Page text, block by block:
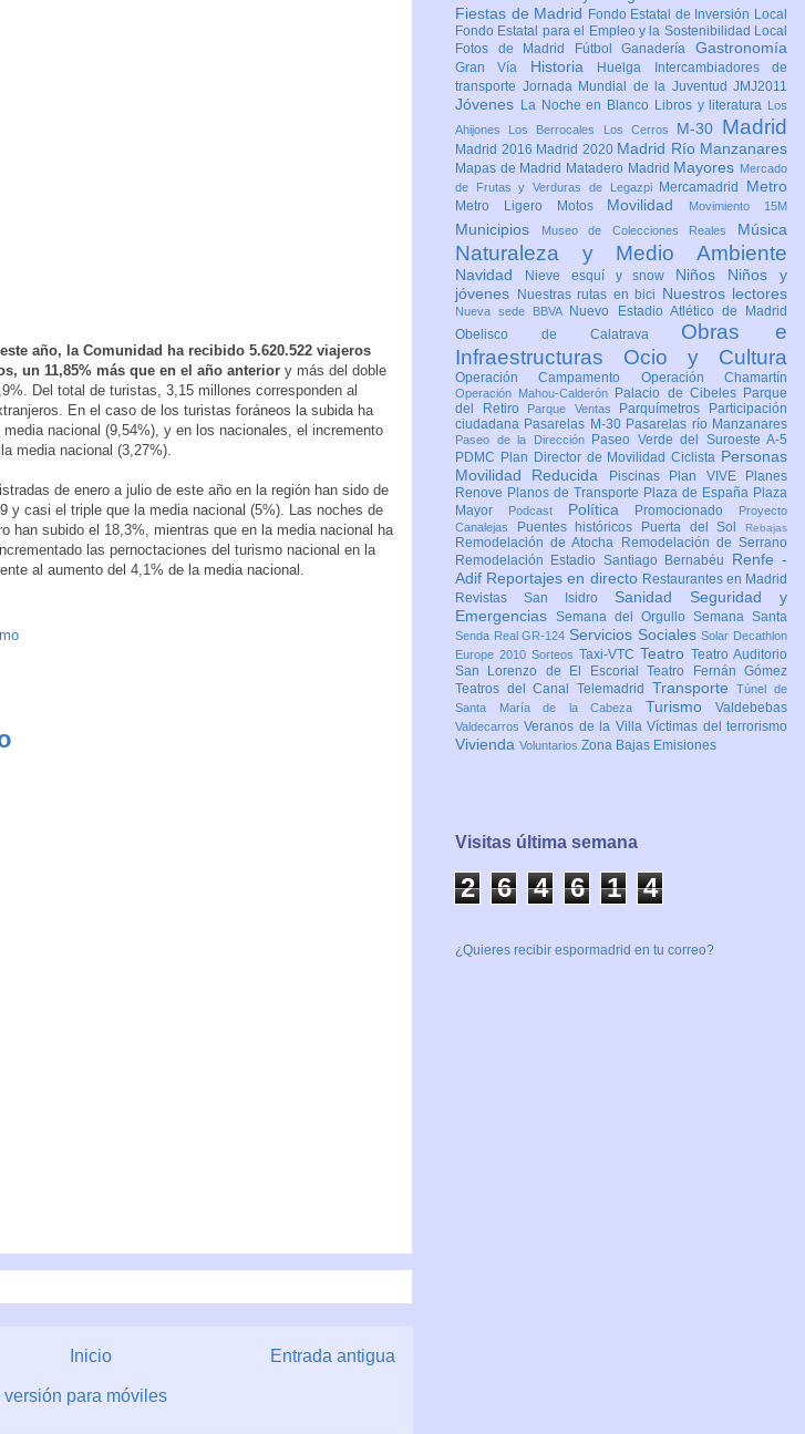
año, la Comunidad ha recibido 5.620.522 viajeros
un 11,85% más que en el año anterior y más del doble
Del total de turistas, 3,15 millones corresponden al
En el caso de los turistas foráneos la subida ha
nacional (9,54%), y en los nacionales, el incremento
media nacional (3,27%).
de enero a julio de este año en la región han sido de
y casi el triple que la media nacional (5%). Las noches de
han subido el 18,3%, mientras que en la media nacional ha
las pernoctaciones del turismo nacional en la
al aumento del 4,1% de la media nacional.
Entrada antigua
Inicio
versión para móviles
Fiestas de Madrid Fondo Estatal de Inversión Local
Fondo Estatal para el Empleo y la Sostenibilidad Local
Fotos de Madrid
FútbolGanaderíaGastronomía
Gran Vía Historia Huelga
Intercambiadores de
transporte Jornada Mundial de la Juventud JMJ2011
Jóvenes La Noche en Blanco Libros y literatura
Los
Ahijones
Los Berrocales Los Cerros M-30 Madrid
Madrid 2016 Madrid 2020 Madrid Río Manzanares
Mapas de Madrid Matadero Madrid Mayores Mercado
de Frutas y Verduras de Legazpi
Mercamadrid Metro
Metro Ligero Motos Movilidad Movimiento 15M
Municipios Museo de Colecciones Reales Música
Naturaleza y Medio Ambiente
Navidad Nieve esquí y snow Niños Niños y
jóvenes
Nuestras rutas en bici Nuestros lectores
Nueva sede BBVA
Nuevo Estadio Atlético de Madrid
Obelisco de Calatrava Obras e
Infraestructuras Ocio y Cultura
Operación Campamento Operación Chamartín
Operación Mahou-Calderón Palacio de Cibeles Parque
del Retiro
Parque Ventas Parquímetros
Participación
ciudadana Pasarelas M-30 Pasarelas río Manzanares
Paseo de la Dirección
Paseo Verde del Suroeste A-5
PDMC Plan Director de Movilidad Ciclista Personas
Movilidad Reducida
Piscinas Plan VIVE
Planes
Renove Planos de Transporte Plaza de España Plaza
Mayor
Podcast Política Promocionado
Proyecto
Canalejas
Puentes históricos Puerta del Sol Rebajas
Remodelación de Atocha
Remodelación de Serrano
Remodelación Estadio Santiago Bernabéu Renfe -
Adif Reportajes en directo Restaurantes en Madrid
Revistas San Isidro Sanidad Seguridad y
Emergencias Semana del Orgullo Semana Santa
Senda Real GR-124 Servicios SocialesSolar Decathlon
Europe 2010 Sorteos Taxi-VTC Teatro Teatro Auditorio
San Lorenzo de El EscorialTeatro Fernán Gómez
Teatros del Canal Telemadrid TransporteTúnel de
Santa María de la Cabeza Turismo Valdebebas
ValdecarrosVeranos de la VillaVíctimas del terrorismo
Vivienda Voluntarios Zona Bajas Emisiones
Visitas última semana
2 6 4 6 1 4
¿Quieres recibir espormadrid en tu correo?